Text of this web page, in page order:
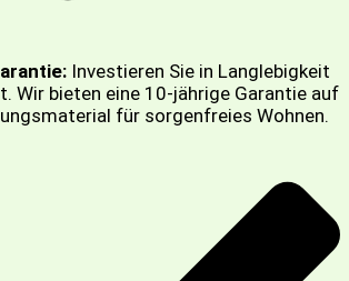
Investieren Sie in Langlebigkeit
Wir bieten eine 10-jährige Garantie auf
für sorgenfreies Wohnen.